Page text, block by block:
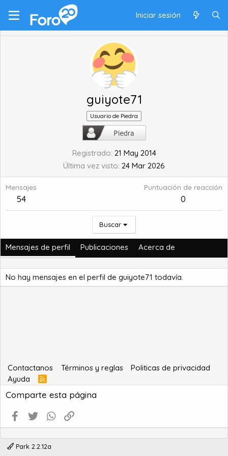
Iniciar sesión
guiyote71
Usuario de Piedra
Registrado 21 May 2014
Última vez visto 24 Mar 2026
Mensajes
54
Puntuación de reacción
0
Buscar
Mensajes de perfil Publicaciones Acerca de
No hay mensajes en el perfil de guiyote71 todavía.
Contactanos Términos y reglas
Politicas de privacidad
Ayuda
R
S
S
Comparte esta página
Facebook
Twitter WhatsApp
Park 2.2.12a